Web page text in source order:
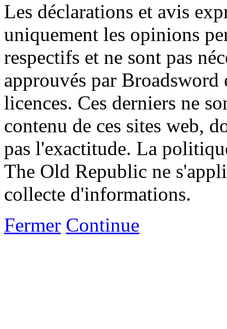
Les déclarations et avis
uniquement les opinions
respectifs et ne sont pas
approuvés par
licences. Ces derniers ne
contenu de ces sites web,
pas l'exactitude. La
The Old Republic ne
collecte d'informations.
Fermer Continue